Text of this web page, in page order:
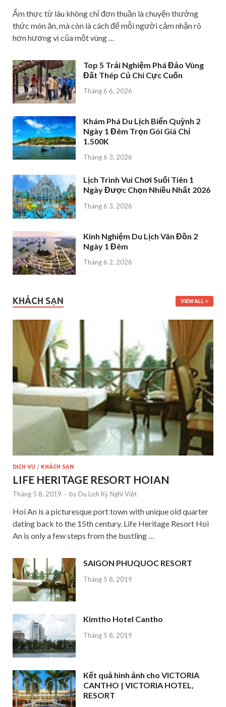
Ẩm thực từ lâu không chỉ đơn thuần là chuyện thưởng
thức món ăn, mà còn là cách để mỗi người cảm nhận rõ
hơn hương vị của một vùng …
Top 5 Trải Nghiệm Phá Đảo Vùng
Đất Thép Củ Chi Cực Cuốn
Tháng 6 6, 2026
Khám Phá Du Lịch Biển Quỳnh 2
Ngày 1 Đêm Trọn Gói Giá Chỉ
1.500K
Tháng 6 3, 2026
Lịch Trình Vui Chơi Suối Tiên 1
Ngày Được Chọn Nhiều Nhất 2026
Tháng 6 3, 2026
Kinh Nghiệm Du Lịch Vân Đồn 2
Ngày 1 Đêm
Tháng 6 2, 2026
KHÁCH SẠN VIEW ALL
DỊCH VỤ / KHÁCH SẠN
LIFE HERITAGE RESORT HOIAN
Tháng 5 8, 2019 - by Du Lịch Kỳ Nghỉ Việt
Hoi An is a picturesque port town with unique old quarter
dating back to the 15th century. Life Heritage Resort Hoi
An is only a few steps from the bustling …
SAIGON PHUQUOC RESORT
Tháng 5 8, 2019
Kimtho Hotel Cantho
Tháng 5 8, 2019
Kết quả hình ảnh cho VICTORIA
CANTHO | VICTORIA HOTEL,
RESORT